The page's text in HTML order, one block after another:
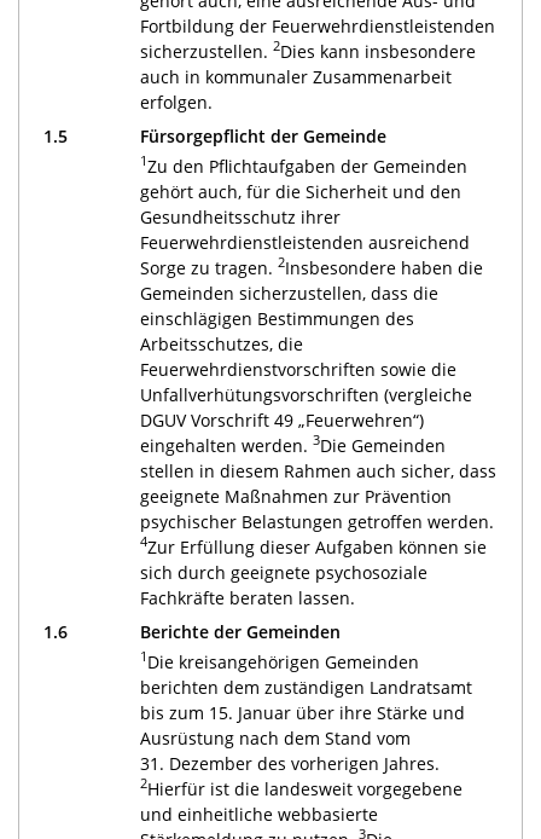
Fortbildung der Feuerwehrdienstleistenden
sicherzustellen. 2Dies kann insbesondere
auch in kommunaler Zusammenarbeit
erfolgen.
1.5
Fürsorgepflicht der Gemeinde
1Zu den Pflichtaufgaben der Gemeinden
gehört auch, für die Sicherheit und den
Gesundheitsschutz ihrer
Feuerwehrdienstleistenden ausreichend
Sorge zu tragen. 2Insbesondere haben die
Gemeinden sicherzustellen, dass die
einschlägigen Bestimmungen des
Arbeitsschutzes, die
Feuerwehrdienstvorschriften sowie die
Unfallverhütungsvorschriften (vergleiche
DGUV Vorschrift 49 „Feuerwehren“)
eingehalten werden. 3Die Gemeinden
stellen in diesem Rahmen auch sicher, dass
geeignete Maßnahmen zur Prävention
psychischer Belastungen getroffen werden.
4Zur Erfüllung dieser Aufgaben können sie
sich durch geeignete psychosoziale
Fachkräfte beraten lassen.
1.6
Berichte der Gemeinden
1 Die kreisangehörigen Gemeinden
berichten dem zuständigen Landratsamt
bis zum 15. Januar über ihre Stärke und
Ausrüstung nach dem Stand vom
31. Dezember des vorherigen Jahres.
2Hierfür ist die landesweit vorgegebene
und einheitliche webbasierte
3